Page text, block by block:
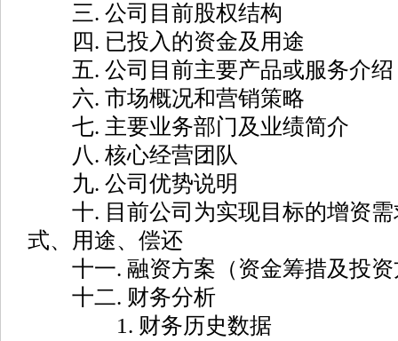
三. 公司目前股权结构
四. 已投入的资金及用途
五. 公司目前主要产品或服务介绍
六. 市场概况和营销策略
七. 主要业务部门及业绩简介
八. 核心经营团队
九. 公司优势说明
十. 目前公司为实现目标的增资需
式、用途、偿还
十一. 融资方案（资金筹措及投资
十二. 财务分析
1. 财务历史数据